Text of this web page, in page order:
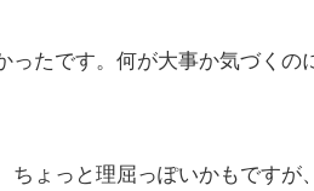
ったです。何が大事か気づくの
ちょっと理屈っぽいかもですが